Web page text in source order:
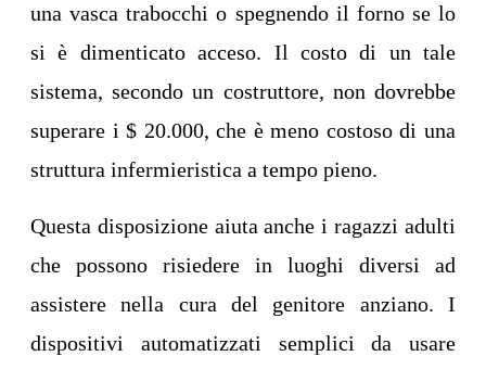
una vasca trabocchi o spegnendo il forno se lo
si è dimenticato acceso. Il costo di un tale
sistema, secondo un costruttore, non dovrebbe
superare i $ 20.000, che è meno costoso di una
struttura infermieristica a tempo pieno.
Questa disposizione aiuta anche i ragazzi adulti
che possono risiedere in luoghi diversi ad
assistere nella cura del genitore anziano. I
dispositivi automatizzati semplici da usare